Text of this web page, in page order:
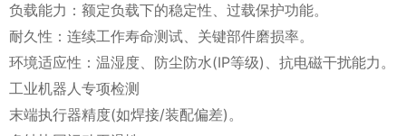
负载能力：额定负载下的稳定性、过载保护功能。
耐久性：连续工作寿命测试、关键部件磨损率。
环境适应性：温湿度、防尘防水(IP等级)、抗电磁干扰能力。
工业机器人专项检测
末端执行器精度(如焊接/装配偏差)。